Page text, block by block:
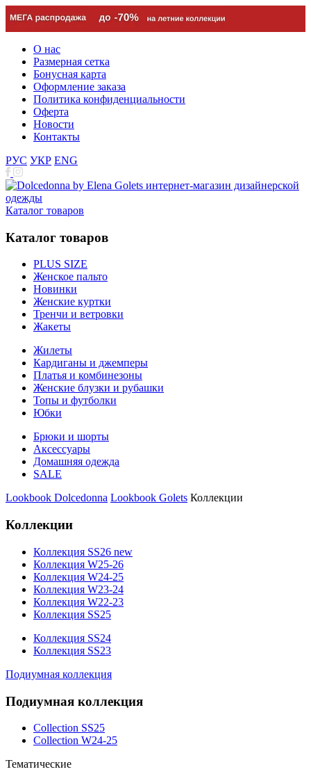
О нас
Размерная сетка
Бонусная карта
Оформление заказа
Политика конфиденциальности
Оферта
Новости
Контакты
РУС УКР ENG
Каталог товаров
Каталог товаров
PLUS SIZE
Женское пальто
Новинки
Женские куртки
Тренчи и ветровки
Жакеты
Жилеты
Кардиганы и джемперы
Платья и комбинезоны
Женские блузки и рубашки
Топы и футболки
Юбки
Брюки и шорты
Аксессуары
Домашняя одежда
SALE
Lookbook Dolcedonna Lookbook Golets Коллекции
Коллекции
Коллекция SS26 new
Коллекция W25-26
Коллекция W24-25
Коллекция W23-24
Коллекция W22-23
Коллекция SS25
Коллекция SS24
Коллекция SS23
Подиумная коллекция
Подиумная коллекция
Collection SS25
Collection W24-25
Тематические